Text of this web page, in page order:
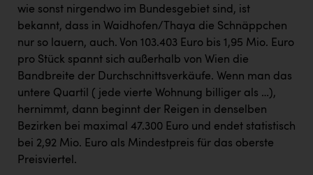
wie sonst nirgendwo im Bundesgebiet sind, ist
bekannt, dass in Waidhofen/Thaya die Schnäppchen
nur so lauern, auch. Von 103.403 Euro bis 1,95 Mio. Euro
pro Stück spannt sich außerhalb von Wien die
Bandbreite der Durchschnittsverkäufe. Wenn man das
untere Quartil (jede vierte Wohnung billiger als …),
hernimmt, dann beginnt der Reigen in denselben
Bezirken bei maximal 47.300 Euro und endet statistisch
bei 2,92 Mio. Euro als Mindestpreis für das oberste
Preisviertel.